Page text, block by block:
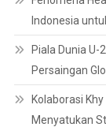
Indonesia
Piala Dunia U-
Persaingan
Kolaborasi
Menyatukan